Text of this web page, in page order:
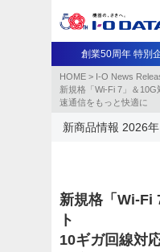
創業50周年 特別
HOME > I-O News
新規格「Wi-Fi 7」＆
速通信をもっと快適に
新商品情報 2026年
新規格「Wi-Fi
ト
10ギガ回線対